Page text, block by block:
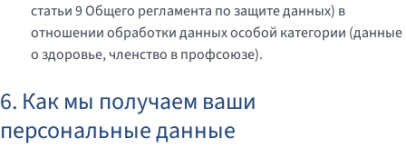
статьи 9 Общего регламента по защите данных) в
отношении обработки данных особой категории (данные
о здоровье, членство в профсоюзе).
6. Как мы получаем ваши
персональные данные